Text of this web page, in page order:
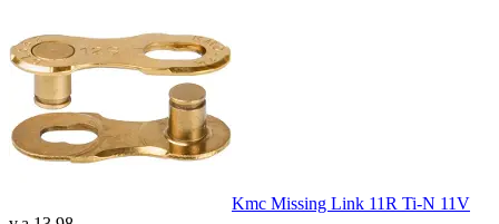
Kmc Missing Link 11R Ti-N 11V